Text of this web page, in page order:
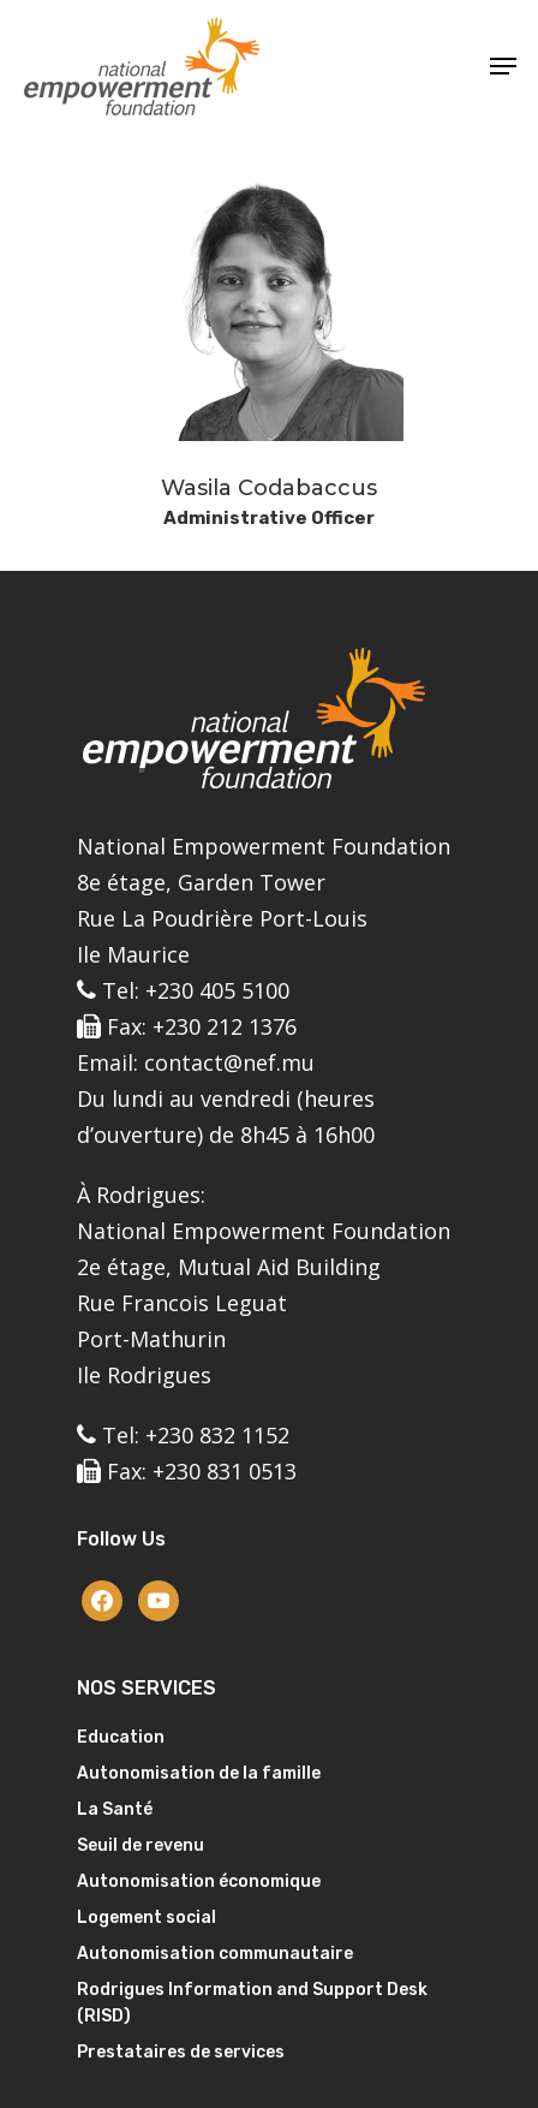
main
Wasila Codabaccus
Administrative Officer
National Empowerment Foundation
8e étage, Garden Tower
Rue La Poudrière Port-Louis
Ile Maurice
Tel: +230 405 5100
Fax: +230 212 1376
Email: contact@nef.mu
Du lundi au vendredi (heures
d’ouverture) de 8h45 à 16h00
À Rodrigues:
National Empowerment Foundation
2e étage, Mutual Aid Building
Rue Francois Leguat
Port-Mathurin
Ile Rodrigues
Tel: +230 832 1152
Fax: +230 831 0513
Follow Us
facebookyoutube
NOS SERVICES
Education
Autonomisation de la famille
La Santé
Seuil de revenu
Autonomisation économique
Logement social
Autonomisation communautaire
Rodrigues Information and Support Desk
(RISD)
Prestataires de services
Close